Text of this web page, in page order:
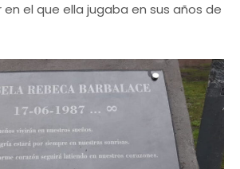
en el que ella jugaba en sus años de